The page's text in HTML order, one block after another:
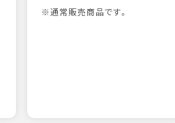
※通常販売商品です。